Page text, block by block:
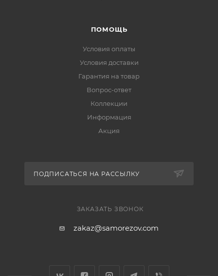
ПОМОЩЬ
Условия оплаты
Условия доставки
Гарантия на товар
Вопрос-ответ
Коллекции
Информация
Акция
ПОДПИСАТЬСЯ НА РАССЫЛКУ
ЗАКАЗАТЬ ЗВОНОК
zakaz@samorezov.com